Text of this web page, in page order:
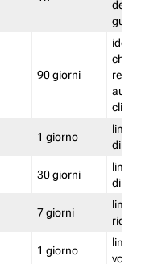
della
90 giorni
che
rete
clienti
1 giorno
limita
di
30 giorni
limita
di
7 giorni
limita
1 giorno
limita